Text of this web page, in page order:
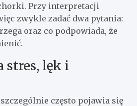
Przy interpretacji
zwykle zadać dwa pytania:
oraz co podpowiada, że
stres, lęk i
często pojawia się